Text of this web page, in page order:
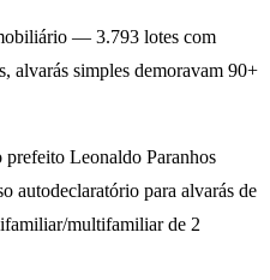
— 3.793 lotes com
alvarás simples demoravam 90+
prefeito Leonaldo Paranhos
autodeclaratório para alvarás de
multifamiliar de 2